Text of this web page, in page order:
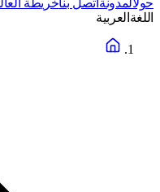
حولالمدونة اتصل بناخريطة
اللغة العربية